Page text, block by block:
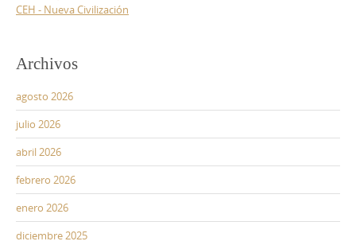
CEH - Nueva Civilización
Archivos
agosto 2026
julio 2026
abril 2026
febrero 2026
enero 2026
diciembre 2025